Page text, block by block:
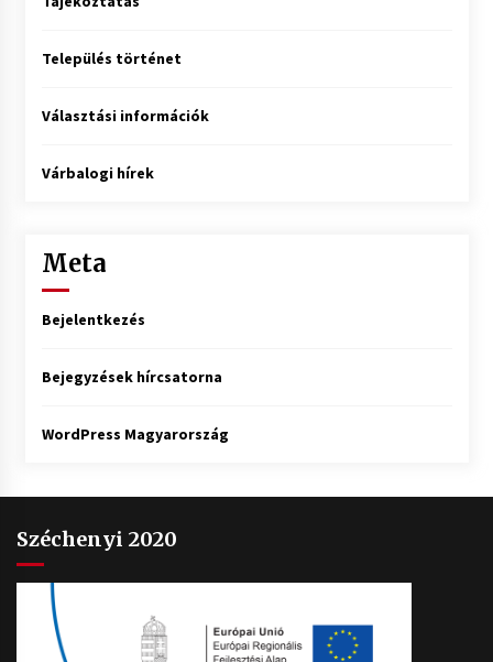
Település történet
Választási információk
Várbalogi hírek
Meta
Bejelentkezés
Bejegyzések hírcsatorna
WordPress Magyarország
Széchenyi 2020